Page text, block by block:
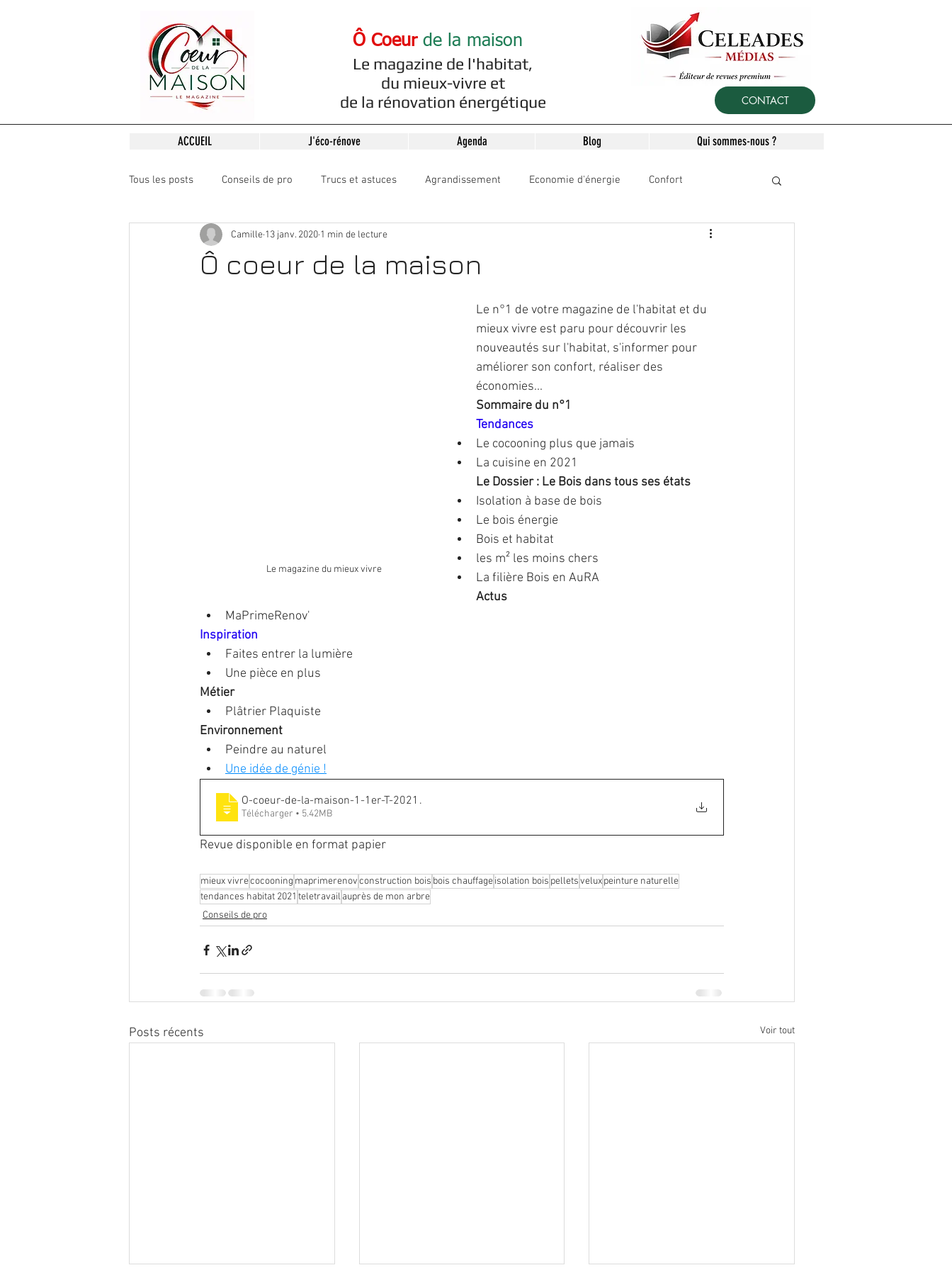
Ô Coeur de la maison
Le magazine de l'habitat,
du mieux-vivre et
de la rénovation énergétique
CONTACT
ACCUEIL J'éco-rénove Agenda Blog Qui sommes-nous ?
Tous les posts Conseils de pro Trucs et astuces Agrandissement Economie d'énergie Confort
Art de vivre
Ô coeur de la maison
Camille 13 janv. 2020 1 min de lecture
Le magazine du mieux vivre
Le n°1 de votre magazine de l'habitat et du
mieux vivre est paru pour découvrir les
nouveautés sur l'habitat, s'informer pour
améliorer son confort, réaliser des
économies...
Sommaire du n°1
Tendances
Le cocooning plus que jamais
La cuisine en 2021
Le Dossier : Le Bois dans tous ses états
Isolation à base de bois
Le bois énergie
Bois et habitat
les m² les moins chers
La filière Bois en AuRA
Actus
MaPrimeRenov'
Inspiration
Faites entrer la lumière
Une pièce en plus
Métier
Plâtrier Plaquiste
Environnement
Peindre au naturel
Une idée de génie !
O-coeur-de-la-maison-1-1er-T-2021 .
Télécharger • 5.42MB
Revue disponible en format papier
mieux vivrecocooning maprimerenovconstruction bois bois chauffageisolation bois pelletsveluxpeinture naturelle
tendances habitat 2021 teletravail auprès de mon arbre
Conseils de pro
Posts récents Voir tout